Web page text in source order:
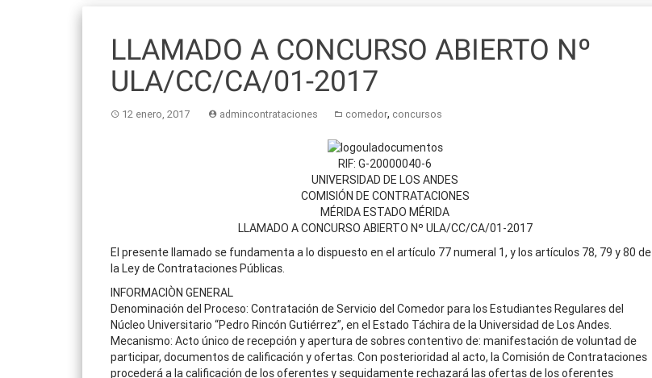
LLAMADO A CONCURSO ABIERTO Nº
ULA/CC/CA/01-2017
12 enero, 2017 admincontrataciones comedor, concursos
RIF: G-20000040-6
UNIVERSIDAD DE LOS ANDES
COMISIÓN DE CONTRATACIONES
MÉRIDA ESTADO MÉRIDA
LLAMADO A CONCURSO ABIERTO Nº ULA/CC/CA/01-2017
El presente llamado se fundamenta a lo dispuesto en el artículo 77 numeral 1, y los artículos 78, 79 y 80 de
la Ley de Contrataciones Públicas.
INFORMACIÒN GENERAL
Denominación del Proceso: Contratación de Servicio del Comedor para los Estudiantes Regulares del
Núcleo Universitario “Pedro Rincón Gutiérrez”, en el Estado Táchira de la Universidad de Los Andes.
Mecanismo: Acto único de recepción y apertura de sobres contentivo de: manifestación de voluntad de
participar, documentos de calificación y ofertas. Con posterioridad al acto, la Comisión de Contrataciones
procederá a la calificación de los oferentes y seguidamente rechazará las ofertas de los oferentes